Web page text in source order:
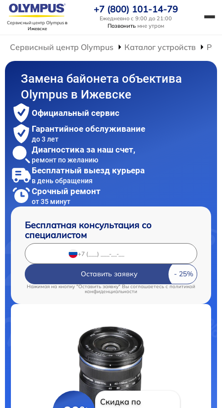
Сервисный центр Olympusв
Ижевске
+7 (800) 101-14-79
Ежедневно с 9:00 до 21:00
Позвонить мне утром
Сервисный центр Olympus Каталог устройств
Замена байонета объектива
Olympus в Ижевске
Официальный сервис
Гарантийное обслуживание
до 3 лет
Диагностика за наш счет,
ремонт по желанию
Бесплатный выезд курьера
в день обращения
Срочный ремонт
от 35 минут
Бесплатная консультация со
специалистом
Оставить заявку
Нажимая на кнопку "Оставить заявку" Вы соглашаетесь c политикой
конфиденциальности
Скидка по